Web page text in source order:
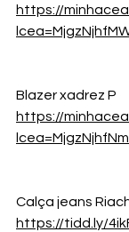
https://
Blazer xadrez P
https://
Calça jeans
https://tidd.ly/